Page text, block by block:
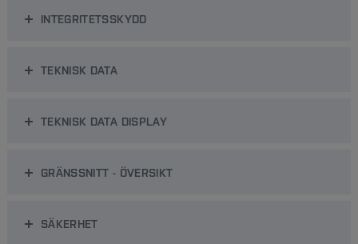
INTEGRITETSSKYDD
TEKNISK DATA
TEKNISK DATA DISPLAY
GRÄNSSNITT - ÖVERSIKT
SÄKERHET